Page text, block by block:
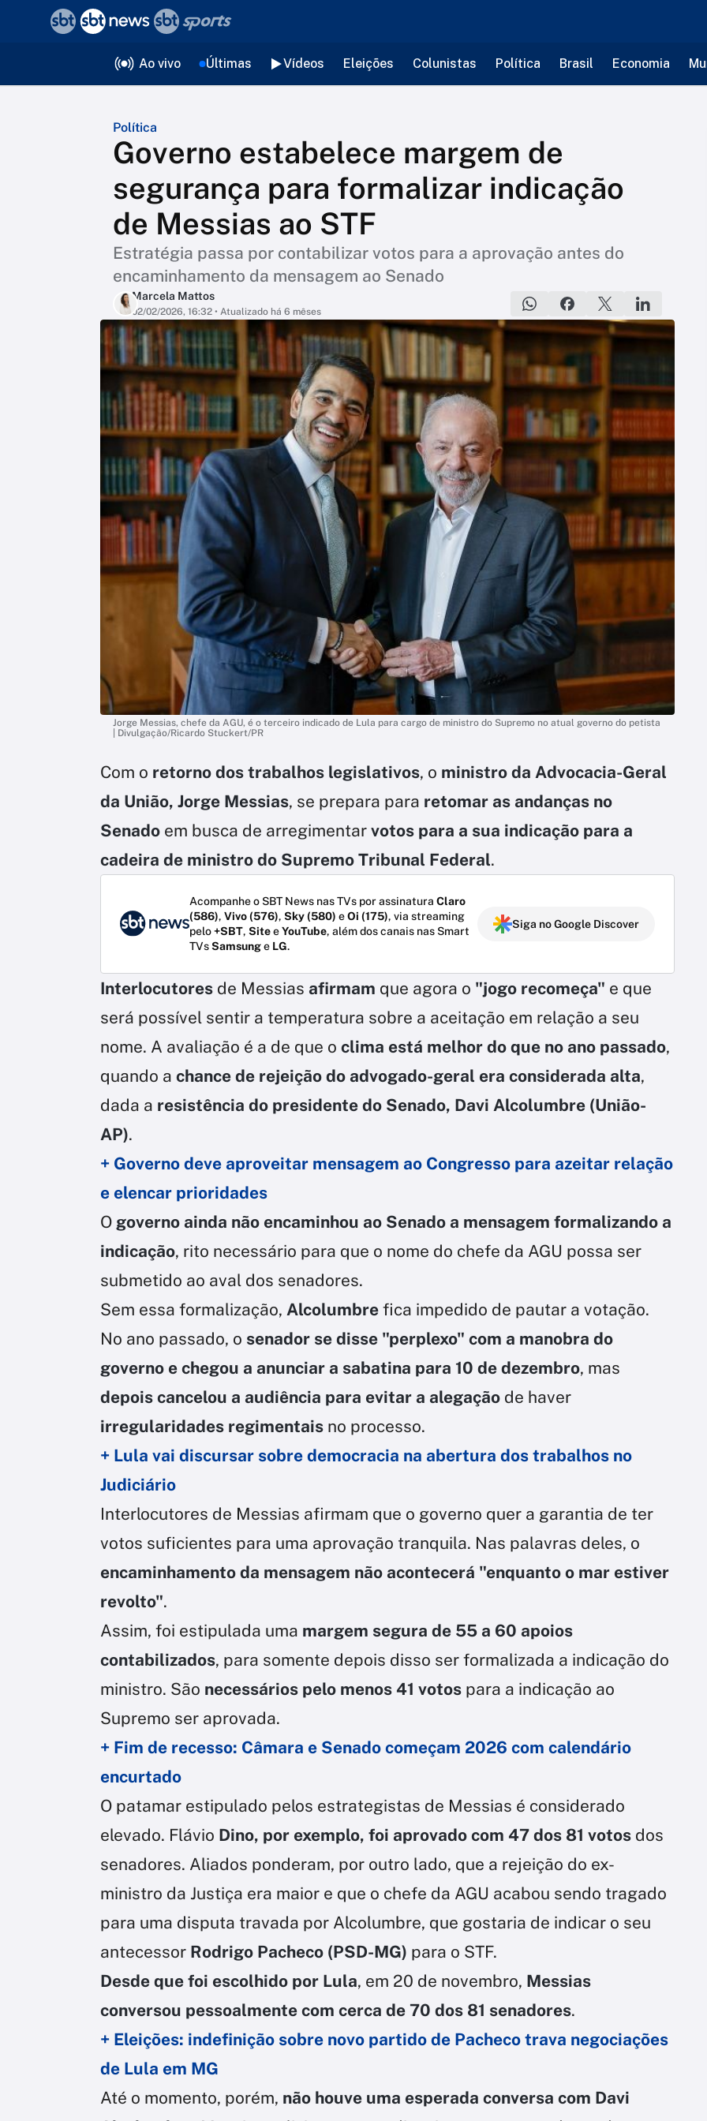
Ao vivo Últimas Vídeos Eleições Colunistas Política Brasil Economia
Política
Governo estabelece margem de
segurança para formalizar indicação
de Messias ao STF
Estratégia passa por contabilizar votos para a aprovação antes do
encaminhamento da mensagem ao Senado
Marcela Mattos
02/02/2026, 16:32 • Atualizado há 6 mêses
Jorge Messias, chefe da AGU, é o terceiro indicado de Lula para cargo de ministro do Supremo no atual governo do petista
| Divulgação/Ricardo Stuckert/PR
Com o retorno dos trabalhos legislativos, o ministro da Advocacia-Geral
da União, Jorge Messias, se prepara para retomar as andanças no
Senado em busca de arregimentar votos para a sua indicação para a
cadeira de ministro do Supremo Tribunal Federal.
Acompanhe o SBT News nas TVs por assinatura Claro
(586), Vivo (576), Sky (580) eOi (175), via streaming
pelo+SBT, SiteeYouTube, além dos canais nas Smart
TVsSamsunge LG.
Siga no Google Discover
Interlocutores de Messias afirmam que agora o "jogo recomeça" e que
será possível sentir a temperatura sobre a aceitação em relação a seu
nome. A avaliação é a de que o clima está melhor do que no ano passado,
quando a chance de rejeição do advogado-geral era considerada alta,
dada a resistência do presidente do Senado, Davi Alcolumbre (União-
AP).
+ Governo deve aproveitar mensagem ao Congresso para azeitar relação
e elencar prioridades
O governo ainda não encaminhou ao Senado a mensagem formalizando a
indicação, rito necessário para que o nome do chefe da AGU possa ser
submetido ao aval dos senadores.
Sem essa formalização, Alcolumbre fica impedido de pautar a votação.
No ano passado, o senador se disse "perplexo" com a manobra do
governo e chegou a anunciar a sabatina para 10 de dezembro, mas
depois cancelou a audiência para evitar a alegação de haver
irregularidades regimentais no processo.
+ Lula vai discursar sobre democracia na abertura dos trabalhos no
Judiciário
Interlocutores de Messias afirmam que o governo quer a garantia de ter
votos suficientes para uma aprovação tranquila. Nas palavras deles, o
encaminhamento da mensagem não acontecerá "enquanto o mar estiver
revolto".
Assim, foi estipulada uma margem segura de 55 a 60 apoios
contabilizados, para somente depois disso ser formalizada a indicação do
ministro. São necessários pelo menos 41 votos para a indicação ao
Supremo ser aprovada.
+ Fim de recesso: Câmara e Senado começam 2026 com calendário
encurtado
O patamar estipulado pelos estrategistas de Messias é considerado
elevado. Flávio Dino, por exemplo, foi aprovado com 47 dos 81 votos dos
senadores. Aliados ponderam, por outro lado, que a rejeição do ex-
ministro da Justiça era maior e que o chefe da AGU acabou sendo tragado
para uma disputa travada por Alcolumbre, que gostaria de indicar o seu
antecessor Rodrigo Pacheco (PSD-MG) para o STF.
Desde que foi escolhido por Lula, em 20 de novembro, Messias
conversou pessoalmente com cerca de 70 dos 81 senadores.
+ Eleições: indefinição sobre novo partido de Pacheco trava negociações
de Lula em MG
Até o momento, porém, não houve uma esperada conversa com Davi
voltar
Editorias